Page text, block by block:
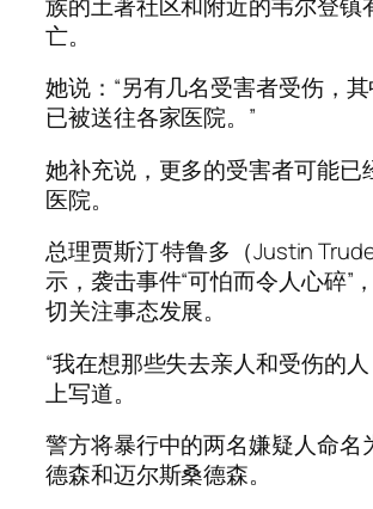
亡。
她说：“另有几名受害者受伤，
已被送往各家医院。”
她补充说，更多的受害者可能已
医院。
总理贾斯汀·特鲁多（Justin
示，袭击事件“可怕而令人心碎”
切关注事态发展。
“我在想那些失去亲人和受伤的
上写道。
警方将暴行中的两名嫌疑人命名
德森和迈尔斯桑德森。